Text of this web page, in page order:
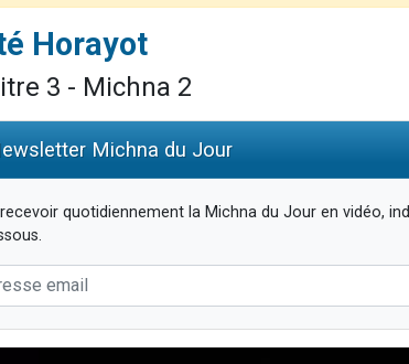
Horayot
3 - Michna 2
Michna du Jour
quotidiennement la Michna du Jour en vidéo,